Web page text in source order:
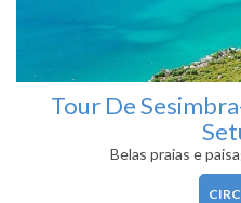
Tour De
Belas praias e